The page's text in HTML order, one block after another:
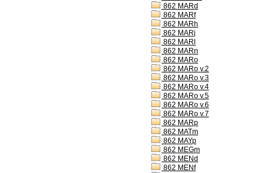
862 MARd
862 MARf
862 MARh
862 MARj
862 MARl
862 MARn
862 MARo
862 MARo v.2
862 MARo v.3
862 MARo v.4
862 MARo v.5
862 MARo v.6
862 MARo v.7
862 MARp
862 MATm
862 MAYp
862 MEGm
862 MENd
862 MENf